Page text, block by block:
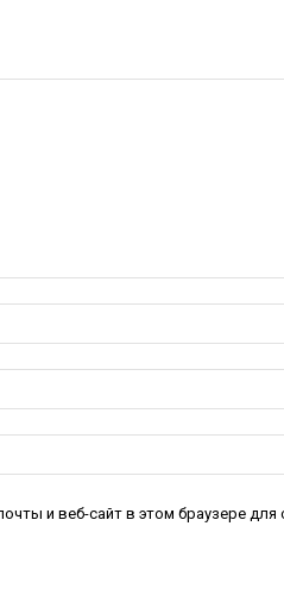
и веб-сайт в этом браузере